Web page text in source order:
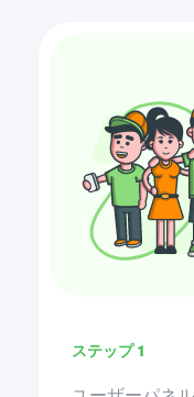
ステップ 1